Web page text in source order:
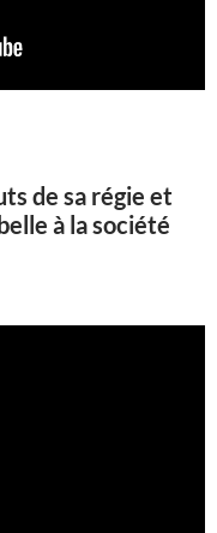
de sa régie et
à la société